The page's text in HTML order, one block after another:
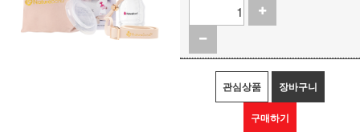
관심상품 장바구니
구매하기